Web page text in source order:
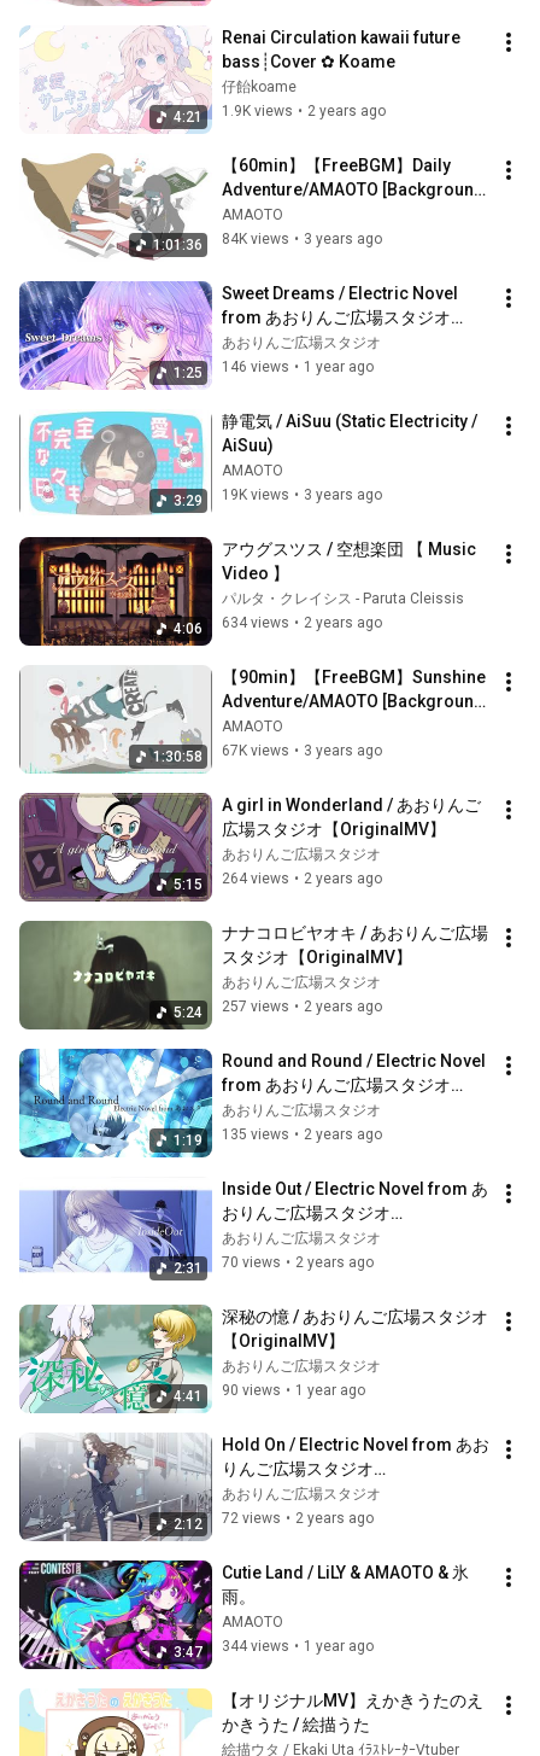
4:21
Renai Circulation kawaii future
bass┊Cover ✿ Koame
仔飴koame
1.9K views • 2 years ago
1:01:36
【60min】【FreeBGM】Daily
Adventure/AMAOTO [Background
music for work and study]
AMAOTO
84K views • 3 years ago
1:25
Sweet Dreams / Electric Novel
from あおりんご広場スタジオ
【OriginalMV】
あおりんご広場スタジオ
146 views • 1 year ago
3:29
静電気 / AiSuu (Static Electricity /
AiSuu)
AMAOTO
19K views • 3 years ago
4:06
アウグスツス / 空想楽団 【 Music
Video 】
パルタ・クレイシス - Paruta Cleissis
634 views • 2 years ago
1:30:58
【90min】【FreeBGM】Sunshine
Adventure/AMAOTO [Background
music for work and study]
AMAOTO
67K views • 3 years ago
5:15
A girl in Wonderland / あおりんご
広場スタジオ【OriginalMV】
あおりんご広場スタジオ
264 views • 2 years ago
5:24
ナナコロビヤオキ / あおりんご広場
スタジオ【OriginalMV】
あおりんご広場スタジオ
257 views • 2 years ago
1:19
Round and Round / Electric Novel
from あおりんご広場スタジオ
【OriginalMV】
あおりんご広場スタジオ
135 views • 2 years ago
2:31
Inside Out / Electric Novel from あ
おりんご広場スタジオ
【OriginalMV】
あおりんご広場スタジオ
70 views • 2 years ago
4:41
深秘の憶 / あおりんご広場スタジオ
【OriginalMV】
あおりんご広場スタジオ
90 views • 1 year ago
2:12
Hold On / Electric Novel from あお
りんご広場スタジオ
【OriginalMV】
あおりんご広場スタジオ
72 views • 2 years ago
3:47
Cutie Land / LiLY & AMAOTO & 氷
雨。
AMAOTO
344 views • 1 year ago
【オリジナルMV】えかきうたのえ
かきうた / 絵描うた
絵描ウタ / Ekaki Uta ｲﾗｽﾄﾚｰﾀｰVtuber